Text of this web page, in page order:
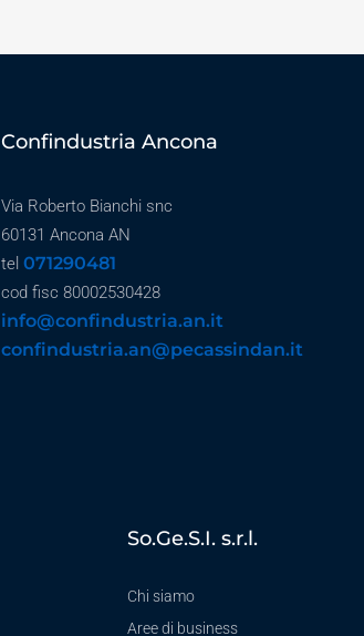
Confindustria Ancona
Via Roberto Bianchi snc
60131 Ancona AN
tel 071290481
cod fisc 80002530428
info@confindustria.an.it
confindustria.an@pecassindan.it
So.Ge.S.I. s.r.l.
Chi siamo
Aree di business